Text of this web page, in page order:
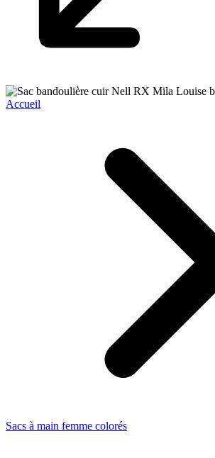
Accueil
Sacs à main femme colorés